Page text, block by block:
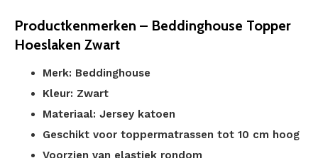
Productkenmerken – Beddinghouse Topper
Hoeslaken Zwart
Merk: Beddinghouse
Kleur: Zwart
Materiaal: Jersey katoen
Geschikt voor toppermatrassen tot 10 cm hoog
Voorzien van elastiek rondom